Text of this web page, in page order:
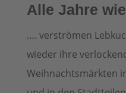
Alle Jahre
…. verströmen
wieder ihre
Weihnachtsmärkten